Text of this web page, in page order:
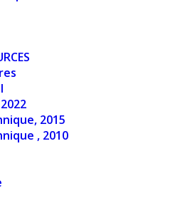
2015
, 2010
DES
ET